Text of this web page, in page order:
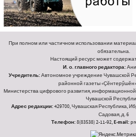
При полном или частичном использовании
обязательна.
Настоящий ресурс может
И. о. главного редактора:
Учредитель:Автономное учреждение Чувашской
районной газеты
Министерства цифрового развития,
Чувашской
Адрес редакции:429700, Чувашская Республика,
Садовая, д. 6
Телефон:8(83538) 2-11-92,E-mail: